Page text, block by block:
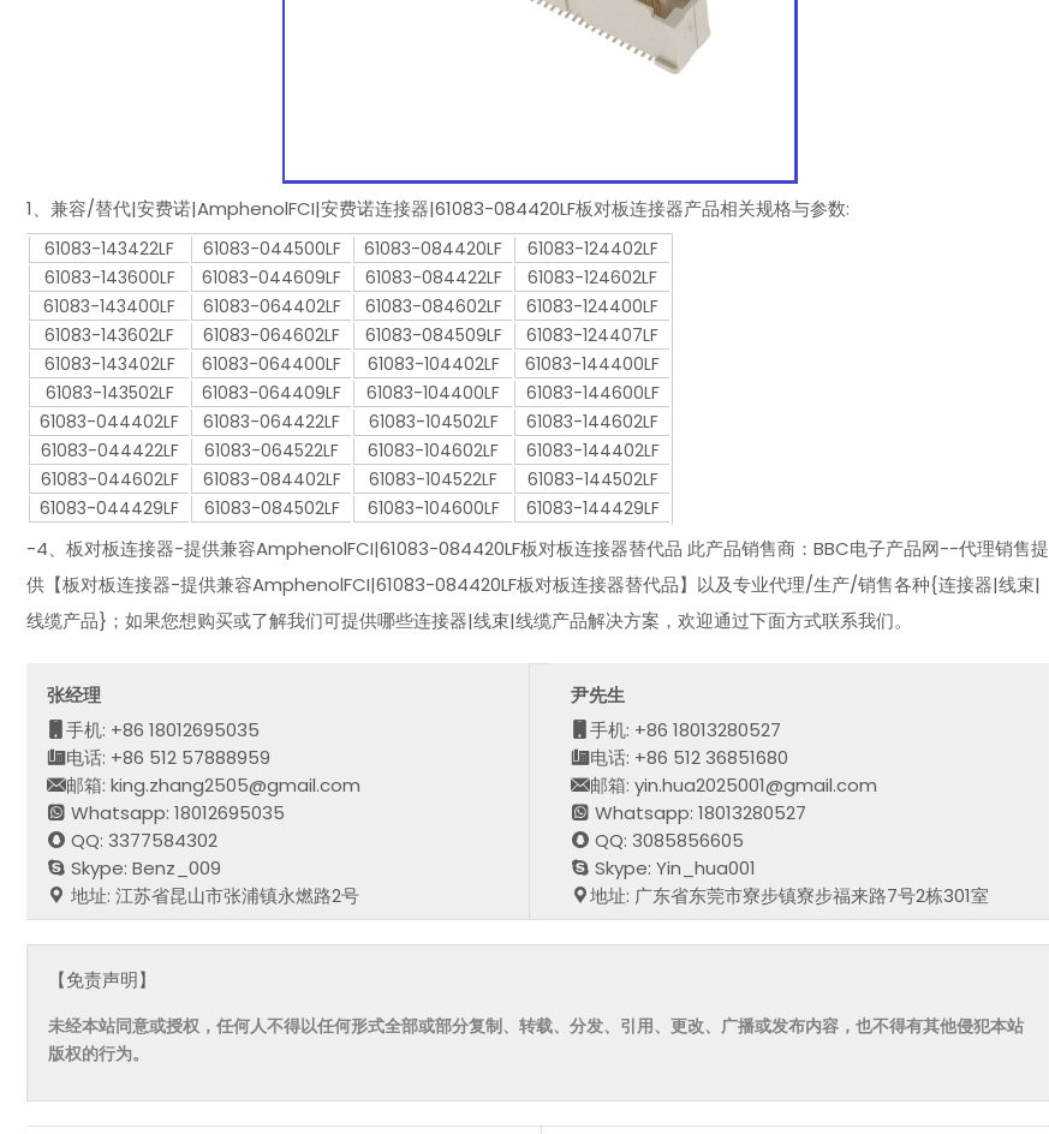
1、兼容/替代|安费诺|AmphenolFCI|安费诺连接器|61083-084420LF板对板连接器产品相关规格与参数:
61083-143422LF 61083-044500LF 61083-084420LF
61083-124402LF
61083-143600LF
61083-044609LF 61083-084422LF
61083-124602LF
61083-143400LF
61083-064402LF 61083-084602LF
61083-124400LF
61083-143602LF
61083-064602LF 61083-084509LF
61083-124407LF
61083-143402LF
61083-064400LF 61083-104402LF
61083-144400LF
61083-143502LF
61083-064409LF 61083-104400LF
61083-144600LF
61083-044402LF
61083-064422LF 61083-104502LF
61083-144602LF
61083-044422LF
61083-064522LF 61083-104602LF
61083-144402LF
61083-044602LF
61083-084402LF 61083-104522LF
61083-144502LF
61083-044429LF
61083-084502LF 61083-104600LF 61083-144429LF
-4、板对板连接器-提供兼容AmphenolFCI|61083-084420LF板对板连接器替代品 此产品销售商：BBC电子产品网--代理销售提
供【板对板连接器-提供兼容AmphenolFCI|61083-084420LF板对板连接器替代品】以及专业代理/生产/销售各种{连接器|线束|
线缆产品}；如果您想购买或了解我们可提供哪些连接器|线束|线缆产品解决方案，欢迎通过下面方式联系我们。
张经理
手机: +86 18012695035
电话: +86 512 57888959
邮箱: king.zhang2505@gmail.com
Whatsapp: 18012695035
QQ: 3377584302
Skype: Benz_009
地址: 江苏省昆山市张浦镇永燃路2号
尹先生
手机: +86 18013280527
电话: +86 512 36851680
邮箱: yin.hua2025001@gmail.com
Whatsapp: 18013280527
QQ: 3085856605
Skype: Yin_hua001
地址: 广东省东莞市寮步镇寮步福来路7号2栋301室
【免责声明】
未经本站同意或授权，任何人不得以任何形式全部或部分复制、转载、分发、引用、更改、广播或发布内容，也不得有其他侵犯本站
版权的行为。